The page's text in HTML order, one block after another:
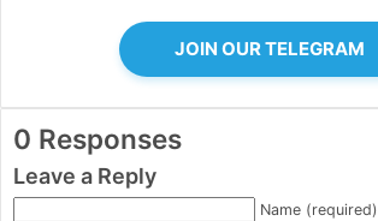
JOIN OUR TELEGRAM
0 Responses
Leave a Reply
Name (required)